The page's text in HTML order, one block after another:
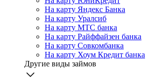
На карту Яндекс Банка
На карту Уралсиб
На карту МТС банка
На карту Райффайзен банка
На карту Совкомбанка
На карту Хоум Кредит банка
Другие виды займов